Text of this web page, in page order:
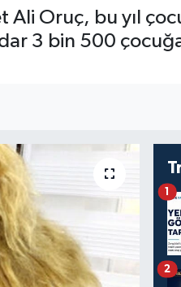
13.779
Ali Oruç, bu yıl
3 bin 500
1
2